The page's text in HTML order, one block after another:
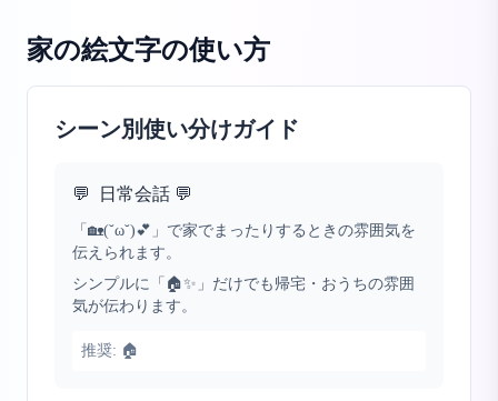
家の絵文字の使い方
シーン別使い分けガイド
💬 日常会話 💬
「🏡(˘ω˘)💕」で家でまったりするときの雰囲気を
伝えられます。
シンプルに「🏠✨」だけでも帰宅・おうちの雰囲
気が伝わります。
推奨: 🏠